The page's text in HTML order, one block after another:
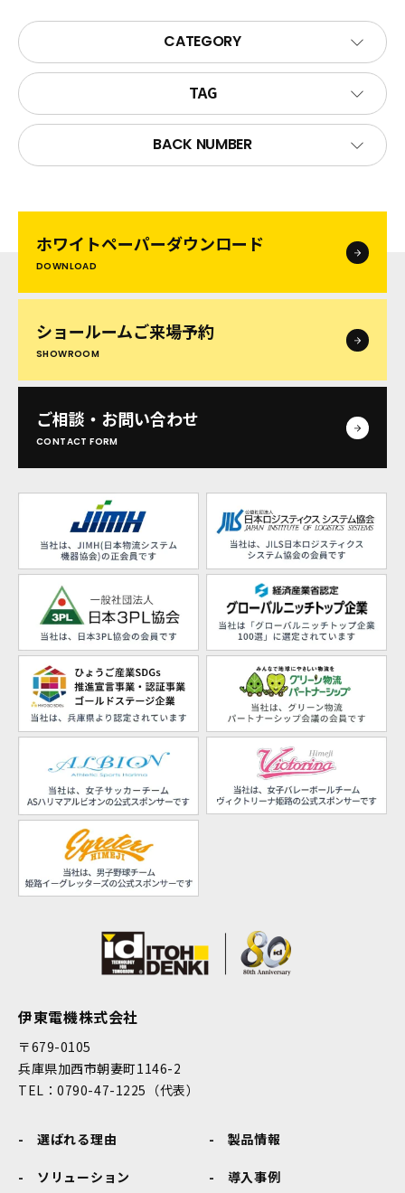
CATEGORY
TAG
BACK NUMBER
ホワイトペーパーダウンロード
DOWNLOAD
ショールームご来場予約
SHOWROOM
ご相談・お問い合わせ
CONTACT FORM
伊東電機株式会社
〒679-0105
兵庫県加西市朝妻町1146-2
TEL：0790-47-1225（代表）
選ばれる理由 製品情報
ソリューション 導入事例